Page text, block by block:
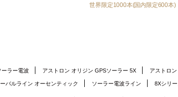
世界限定1000本(国内限定600本)
ーラー電波 アストロン オリジン GPSソーラー 5X アストロ
バルライン オーセンティック ソーラー電波ライン 8Xシリ